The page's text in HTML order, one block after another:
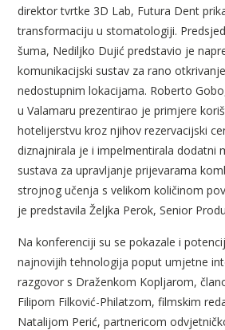
direktor tvrtke 3D Lab, Futura Dent
transformaciju u stomatologiji.
šuma, Nediljko Dujić predstavio je
komunikacijski sustav za rano
nedostupnim lokacijama. Roberto
u Valamaru prezentirao je primjere
hotelijerstvu kroz njihov rezervacijski
diznajnirala je i impelmentirala dodatni
sustava za upravljanje prijevarama
strojnog učenja s velikom količinom
je predstavila Željka Perok, Senior
Na konferenciji su se pokazale i
najnovijih tehnologija poput umjetne
razgovor s Draženkom Kopljarom,
Filipom Filković-Philatzom, filmskim
Natalijom Perić, partnericom